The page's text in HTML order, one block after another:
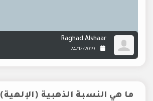
Raghad Alshaar
24/12/2019
ما هي النسبة الذهبية